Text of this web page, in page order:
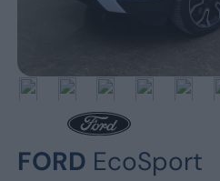
FORD EcoSport